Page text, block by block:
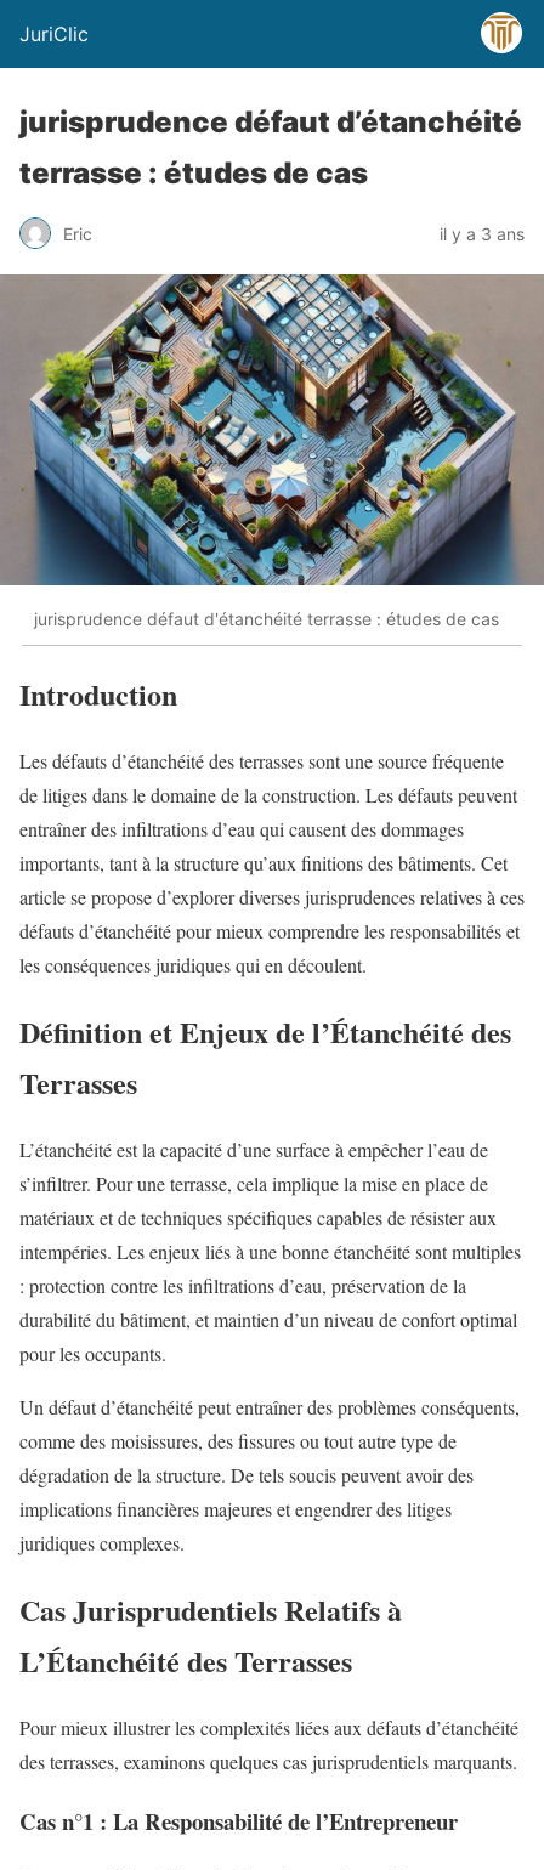
JuriClic
jurisprudence défaut d’étanchéité
terrasse : études de cas
Eric il y a 3 ans
jurisprudence défaut d'étanchéité terrasse : études de cas
Introduction
Les défauts d’étanchéité des terrasses sont une source fréquente
de litiges dans le domaine de la construction. Les défauts peuvent
entraîner des infiltrations d’eau qui causent des dommages
importants, tant à la structure qu’aux finitions des bâtiments. Cet
article se propose d’explorer diverses jurisprudences relatives à ces
défauts d’étanchéité pour mieux comprendre les responsabilités et
les conséquences juridiques qui en découlent.
Définition et Enjeux de l’Étanchéité des
Terrasses
L’étanchéité est la capacité d’une surface à empêcher l’eau de
s’infiltrer. Pour une terrasse, cela implique la mise en place de
matériaux et de techniques spécifiques capables de résister aux
intempéries. Les enjeux liés à une bonne étanchéité sont multiples
: protection contre les infiltrations d’eau, préservation de la
durabilité du bâtiment, et maintien d’un niveau de confort optimal
pour les occupants.
Un défaut d’étanchéité peut entraîner des problèmes conséquents,
comme des moisissures, des fissures ou tout autre type de
dégradation de la structure. De tels soucis peuvent avoir des
implications financières majeures et engendrer des litiges
juridiques complexes.
Cas Jurisprudentiels Relatifs à
L’Étanchéité des Terrasses
Pour mieux illustrer les complexités liées aux défauts d’étanchéité
des terrasses, examinons quelques cas jurisprudentiels marquants.
Cas n°1 : La Responsabilité de l’Entrepreneur